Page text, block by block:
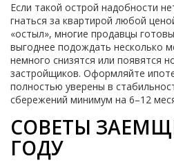
Если такой острой надобности
гнаться за квартирой любой
«остыл», многие продавцы
выгоднее подождать несколько
немного снизятся или появятся
застройщиков. Оформляйте
полностью уверены в
сбережений минимум на 6–12
СОВЕТЫ
ГОДУ